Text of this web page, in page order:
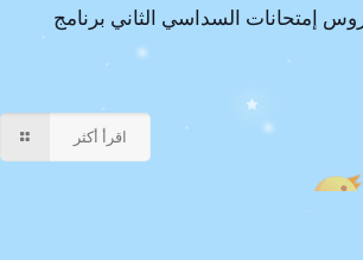
إمتحانات السداسي الثاني برنامج
اقرأ أكثر